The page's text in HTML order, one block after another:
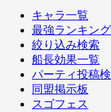
キャラ一覧
最強ランキング
絞り込み検索
船長効果一覧
パーティ投稿
同盟掲示板
スゴフェス